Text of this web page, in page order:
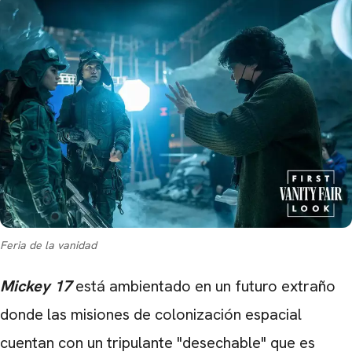
Feria de la vanidad
Mickey 17 está ambientado en un futuro extraño
donde las misiones de colonización espacial
cuentan con un tripulante "desechable" que es
CARREGANDO PUBLICIDADE